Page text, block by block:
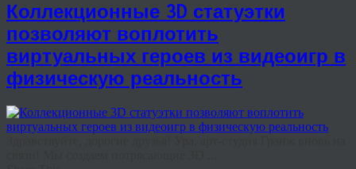
Коллекционные 3D статуэтки
позволяют воплотить
виртуальных героев из видеоигр в
физическую реальность